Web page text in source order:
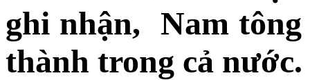
ghi nhận, Nam
thành trong cả nước.